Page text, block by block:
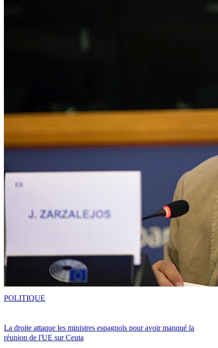
La droite attaque les ministres espagnols pour avoir manqué la
réunion de l'UE sur Ceuta
POLITIQUE